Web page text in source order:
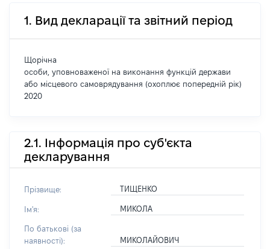
1. Вид декларації та звітний період
Щорічна
особи, уповноваженої на виконання функцій держави
або місцевого самоврядування (охоплює попередній рік)
2020
2.1. Інформація про суб'єкта
декларування
Прізвище: ТИЩЕНКО
Ім'я: МИКОЛА
По батькові (за
наявності):
МИКОЛАЙОВИЧ